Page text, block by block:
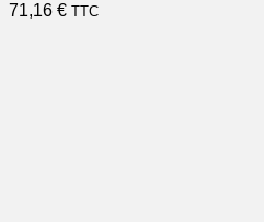
71,16 € TTC